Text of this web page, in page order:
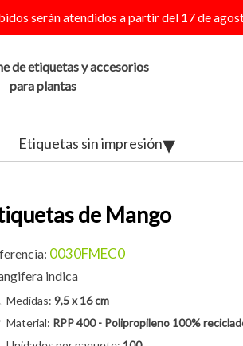
serán atendidos a partir del 17 de
de etiquetas y accesorios
para plantas
Etiquetas sin impresión
de Mango
0030FMEC0
indica
Medidas: 9,5 x 16 cm
Material: RPP 400 - Polipropileno 100%